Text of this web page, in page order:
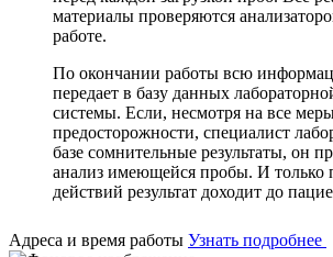
материалы проверяются
работе.
По окончании работы всю
передает в базу данных
системы. Если, несмотря на все
предосторожности, специалист
базе сомнительные результаты, он
анализ имеющейся пробы. И только
действий результат доходит до
Адреса и время работы Узнать подробнее